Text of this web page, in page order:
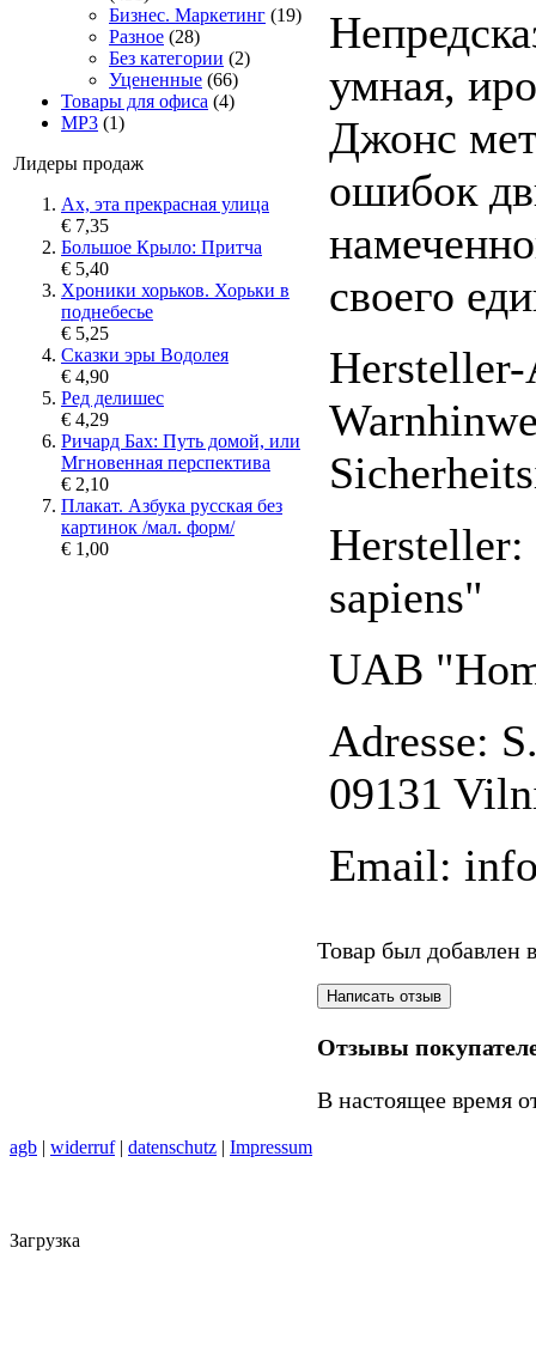
Бизнес. Маркетинг (19)
Разное (28)
Без категории (2)
Уцененные (66)
Товары для офиса (4)
MP3 (1)
Лидеры продаж
Ах, эта прекрасная улица
€ 7,35
Большое Крыло: Притча
€ 5,40
Хроники хорьков. Хорьки в
поднебесье
€ 5,25
Сказки эры Водолея
€ 4,90
Ред делишес
€ 4,29
Ричард Бах: Путь домой, или
Мгновенная перспектива
€ 2,10
Плакат. Азбука русская без
картинок /мал. форм/
€ 1,00
умная,
Джонс
ошибок
своего
Hersteller-
sapiens"
UAB
Adresse:
09131
Email:
Товар был добавлен
Отзывы
В настоящее время
agb | widerruf| datenschutz | Impressum
Загрузка